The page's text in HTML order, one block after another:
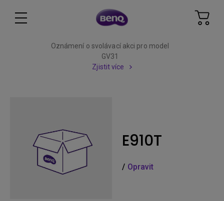
Oznámení o svolávací akci pro model
GV31
Zjistit více
E910T
/ Opravit